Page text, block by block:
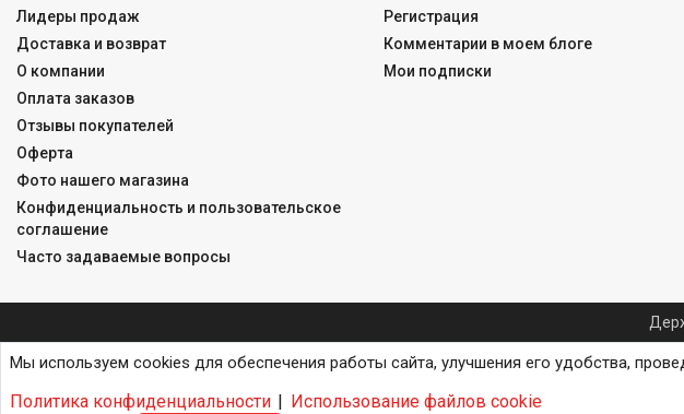
Лидеры продаж
Доставка и возврат
О компании
Оплата заказов
Отзывы покупателей
Оферта
Фото нашего магазина
Конфиденциальность и пользовательское
соглашение
Часто задаваемые вопросы
Регистрация
Комментарии в моем блоге
Мои подписки
Мы используем cookies для обеспечения работы сайта, улучшения его удобства,
Политика конфиденциальности | Использование файлов cookie